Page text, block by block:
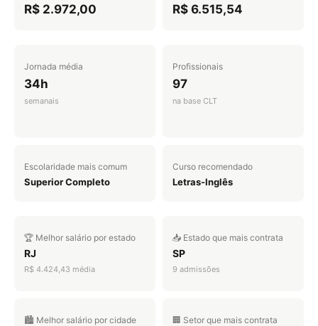
R$ 2.972,00 R$ 6.515,54
Jornada média
34h
semanais
Profissionais
97
na base CLT
Escolaridade mais comum
Superior Completo
Curso recomendado
Letras-Inglês
🏆 Melhor salário por estado
RJ
R$ 4.424,43 média
📥 Estado que mais contrata
SP
9 admissões
🏙️ Melhor salário por cidade
🏢 Setor que mais contrata